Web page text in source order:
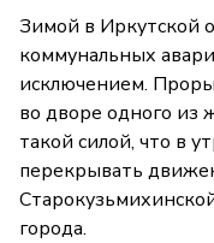
Зимой в Иркутской
коммунальных
исключением.
во дворе одного из
такой силой, что в
перекрывать
города.